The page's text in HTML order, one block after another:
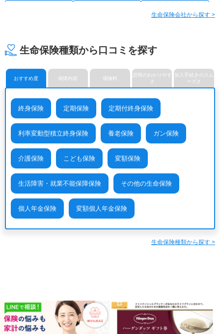
みどり生命保険株式会社 明治安田生命保険相互会社
メットライフ生命保険株式会
メディケア生命保険株式会社 楽天生命保険株式会社
生命保険会社から探す >
生命保険種類から口コミを探す
おすすめ度 保障内容 保険料
説明のわかりやす
さ
加入手続きのスム
ーズさ
終身保険 定期保険 定期付終身保険
利率変動型積立終身保険 養老保険 ガン保険
介護保険 こども保険 変額保険
生活障害・就業不能保障保険 その他の生命保険
個人年金保険 変額個人年金保険
生命保険種類から探す >